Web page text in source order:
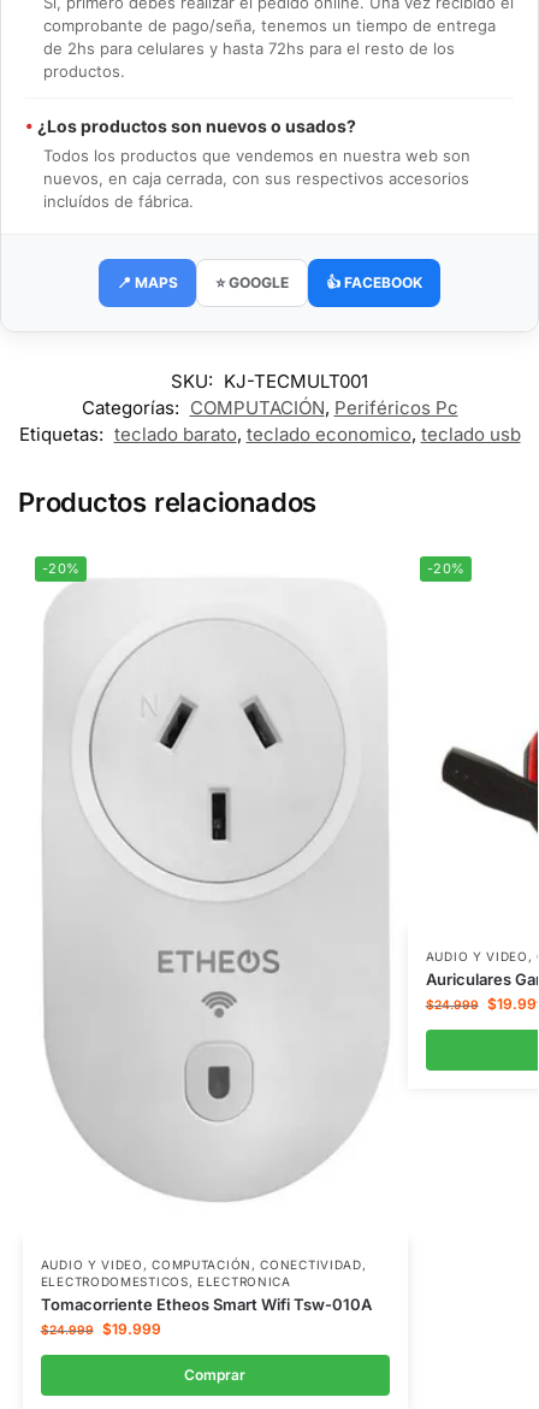
comprobante de pago/seña, tenemos un tiempo de entrega
de 2hs para celulares y hasta 72hs para el resto de los
productos.
• ¿Los productos son nuevos o usados?
Todos los productos que vendemos en nuestra web son
nuevos, en caja cerrada, con sus respectivos accesorios
incluídos de fábrica.
📍 MAPS ⭐ GOOGLE 👍 FACEBOOK
SKU: KJ-TECMULT001
Categorías: COMPUTACIÓN, Periféricos Pc
Etiquetas: teclado barato, teclado economico, teclado usb
Productos relacionados
-20%
AUDIO Y VIDEO ,COMPUTACIÓN ,CONECTIVIDAD,
ELECTRODOMESTICOS,ELECTRONICA
Tomacorriente Etheos Smart Wifi Tsw-010A
$24.999 $19.999
Comprar
-20%
AUDIO Y VIDEO ,
Auriculares
$24.999 $